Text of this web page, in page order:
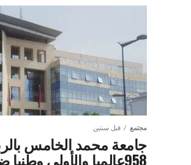
مجتمع قبل سنتين
جامعة محمد الخامس
958عالميا والأولى